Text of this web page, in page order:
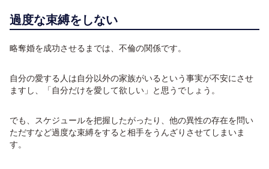
過度な束縛をしない
略奪婚を成功させるまでは、不倫の関係です。
自分の愛する人は自分以外の家族がいるという事実が不安にさせ
ますし、「自分だけを愛して欲しい」と思うでしょう。
でも、スケジュールを把握したがったり、他の異性の存在を問い
ただすなど過度な束縛をすると相手をうんざりさせてしまいま
す。